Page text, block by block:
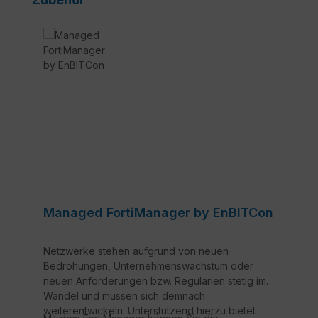
Managed FortiManager by EnBITCon
Netzwerke stehen aufgrund von neuen
Bedrohungen, Unternehmenswachstum oder
neuen Anforderungen bzw. Regularien stetig im
Wandel und müssen sich demnach
weiterentwickeln. Unterstützend hierzu bietet